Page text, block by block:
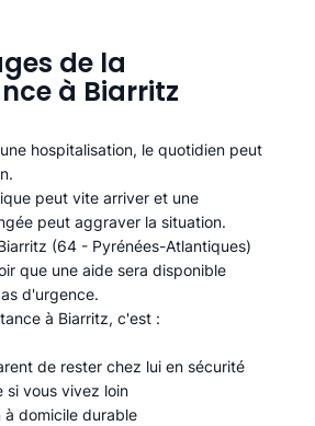
de la
à Biarritz
hospitalisation, le quotidien peut
peut vite arriver et une
peut aggraver la situation.
(64 - Pyrénées-Atlantiques)
que une aide sera disponible
d'urgence.
à Biarritz, c'est :
de rester chez lui en sécurité
si vous vivez loin
à domicile durable